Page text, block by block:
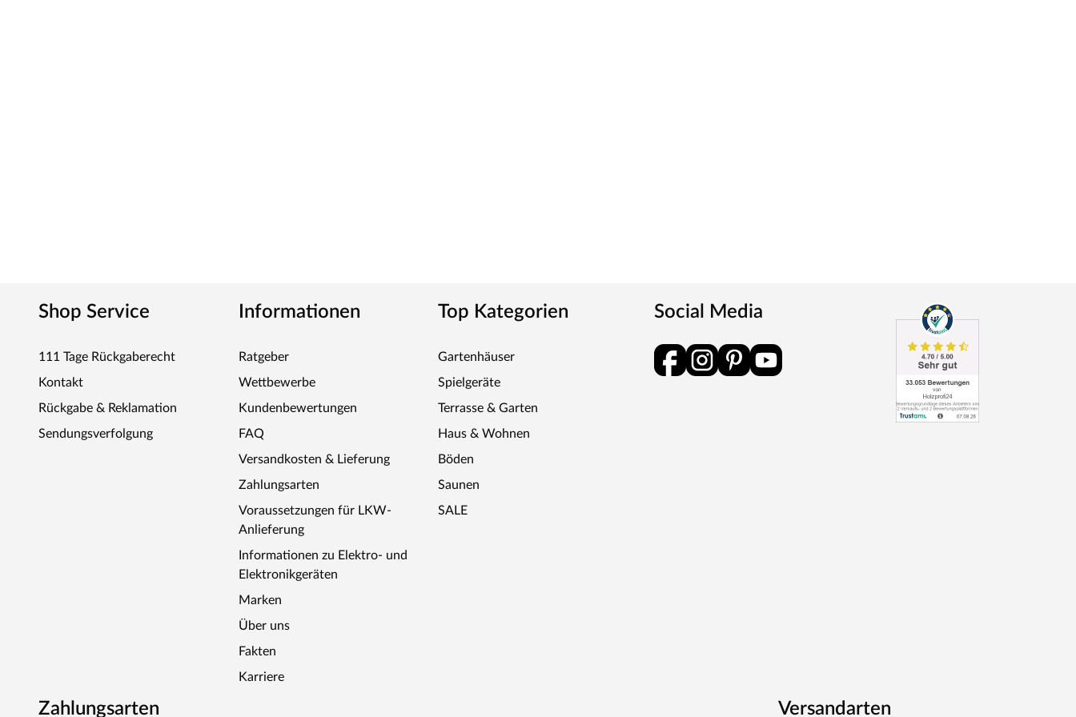
Shop Service
111 Tage Rückgaberecht
Kontakt
Rückgabe & Reklamation
Sendungsverfolgung
Informationen
Ratgeber
Wettbewerbe
Kundenbewertungen
FAQ
Versandkosten & Lieferung
Zahlungsarten
Voraussetzungen für LKW-
Anlieferung
Informationen zu Elektro- und
Elektronikgeräten
Marken
Über uns
Fakten
Karriere
Top Kategorien
Gartenhäuser
Spielgeräte
Terrasse & Garten
Haus & Wohnen
Böden
Saunen
SALE
Social Media
Zahlungsarten Versandarten